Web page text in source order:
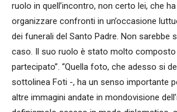
ruolo in quell’incontro, non certo lei, che
organizzare confronti in un’occasione
dei funerali del Santo Padre. Non sarebbe
caso. Il suo ruolo è stato molto
partecipato”. “Quella foto, che adesso si
sottolinea Foti -, ha un senso importante
altre immagini andate in mondovisione